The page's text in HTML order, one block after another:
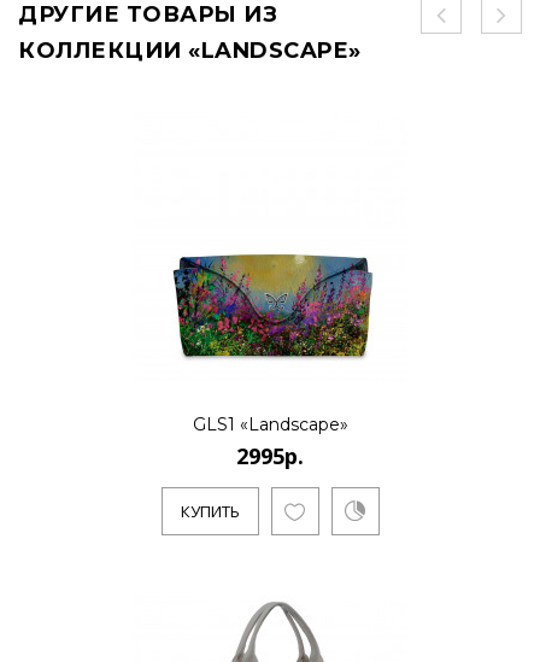
ДРУГИЕ ТОВАРЫ ИЗ
КОЛЛЕКЦИИ «LANDSCAPE»
GLS1 «Landscape»
2995р.
КУПИТЬ